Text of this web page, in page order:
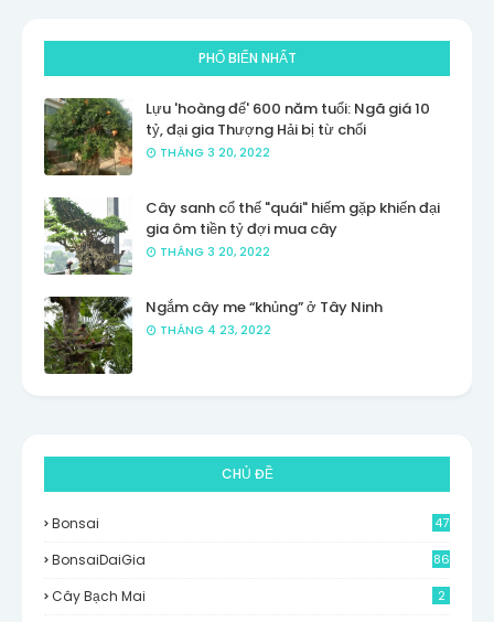
PHỔ BIẾN NHẤT
Lựu 'hoàng đế' 600 năm tuổi: Ngã giá 10
tỷ, đại gia Thượng Hải bị từ chối
THÁNG 3 20, 2022
Cây sanh cổ thế "quái" hiếm gặp khiến đại
gia ôm tiền tỷ đợi mua cây
THÁNG 3 20, 2022
Ngắm cây me “khủng” ở Tây Ninh
THÁNG 4 23, 2022
CHỦ ĐỀ
Bonsai 47
BonsaiDaiGia 86
Cây Bạch Mai 2